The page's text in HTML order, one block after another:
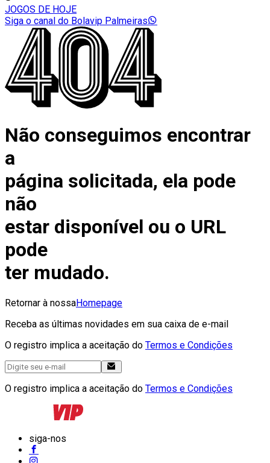
JOGOS DE HOJE
Siga o canal do Bolavip Palmeiras
Não conseguimos encontrar
a
página solicitada, ela pode
não
estar disponível ou o URL
pode
ter mudado.
Retornar à nossaHomepage
Receba as últimas novidades em sua caixa de e-mail
O registro implica a aceitação do Termos e Condições
O registro implica a aceitação do Termos e Condições
siga-nos